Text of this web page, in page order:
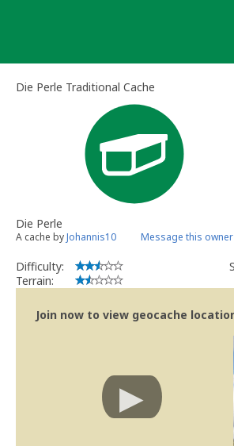
Die Perle Traditional Cache
Die Perle
A cache byJohannis10 Message this owner
Difficulty:
Terrain:
Join now to view geocache